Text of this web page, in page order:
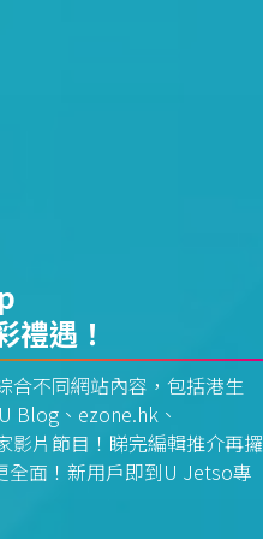
禮遇！
合不同網站內容，包括港生
Blog、ezone.hk、
影片節目！睇完編輯推介再攞
全面！新用戶即到U Jetso專